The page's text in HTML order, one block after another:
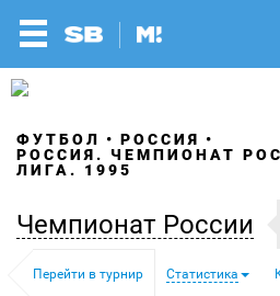
ФУТБОЛ
РОССИЯ
РОССИЯ. ЧЕМПИОНАТ
ЛИГА. 1995
Чемпионат России
Перейти в турнир Статистика